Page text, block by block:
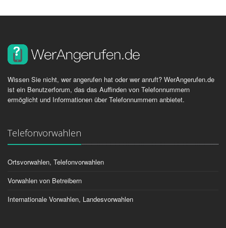
Wissen Sie nicht, wer angerufen hat oder wer anruft? WerAngerufen.de
ist ein Benutzerforum, das das Auffinden von Telefonnummern
ermöglicht und Informationen über Telefonnummern anbietet.
Telefonvorwahlen
Ortsvorwahlen, Telefonvorwahlen
Vorwahlen von Betreibern
Internationale Vorwahlen, Landesvorwahlen